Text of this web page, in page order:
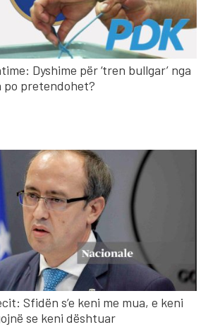
Dyshime për ‘tren bullgar’ nga
po pretendohet?
Sfidën s’e keni me mua, e keni
se keni dështuar